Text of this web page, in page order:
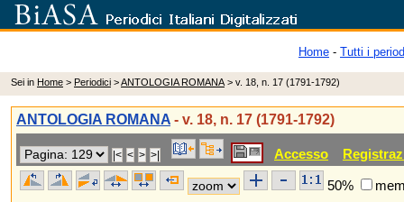
Home - Tutti i
Sei in Home > Periodici >ANTOLOGIA ROMANA > v. 18, n. 17 (1791-1792)
ANTOLOGIA ROMANA - v. 18, n. 17 (1791-1792)
Accesso
50%